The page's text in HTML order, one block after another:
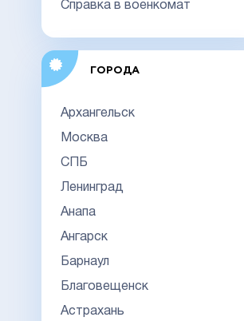
Справка в военкомат
ГОРОДА
Архангельск
Москва
СПБ
Ленинград
Анапа
Ангарск
Барнаул
Благовещенск
Астрахань